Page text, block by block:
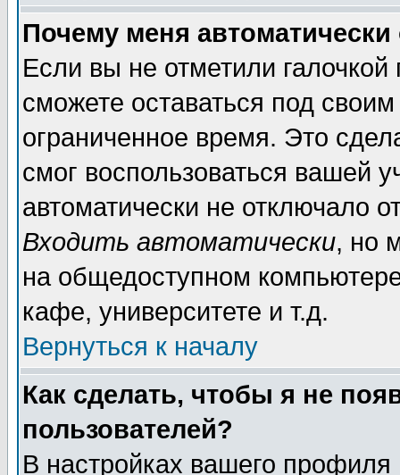
Почему меня автоматически
Если вы не отметили галочкой
сможете оставаться под
ограниченное время. Это
смог воспользоваться вашей
автоматически не отключало
Входить автоматически, но
на общедоступном
кафе, университете и т.д.
Вернуться к началу
Как сделать, чтобы я не
пользователей?
В настройках вашего